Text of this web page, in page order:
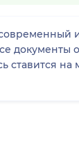
ставится